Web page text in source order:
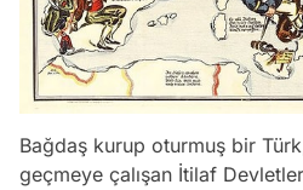
Bağdaş kurup oturmuş bir
geçmeye çalışan İtilaf